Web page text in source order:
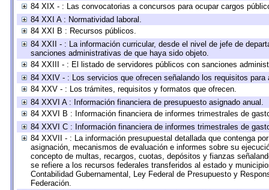
84 XIX - : Las convocatorias a concursos para ocupar cargos
84 XXI A : Normatividad laboral.
84 XXI B : Recursos públicos.
84 XXII - : La información curricular, desde el nivel de jefe de
sanciones administrativas de que haya sido objeto.
84 XXIII - : El listado de servidores públicos con sanciones
84 XXIV - : Los servicios que ofrecen señalando los requisitos para
84 XXV - : Los trámites, requisitos y formatos que ofrecen.
84 XXVI A : Información financiera de presupuesto asignado anual.
84 XXVI B : Información financiera de informes trimestrales de
84 XXVI C : Información financiera de informes trimestrales de
84 XXVII - : La información presupuestal detallada que contenga
asignación, mecanismos de evaluación e informes sobre su
concepto de multas, recargos, cuotas, depósitos y fianzas
se refiere a los recursos federales transferidos al estado y
Contabilidad Gubernamental, Ley Federal de Presupuesto y
Federación.